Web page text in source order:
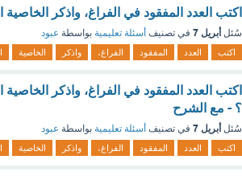
اكتب العدد المفقود في الفراغ، واذكر الخاصية التي
سُئل أبريل 7 في تصنيف أسئلة تعليمية بواسطة عبود
اكتب العدد المفقود الفراغ، واذكر الخاصية
؟ - مع الشرح
سُئل أبريل 7 في تصنيف أسئلة تعليمية بواسطة عبود
اكتب العدد المفقود الفراغ، واذكر الخاصية